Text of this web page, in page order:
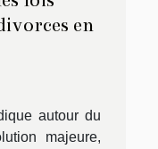
en
autour du
majeure,